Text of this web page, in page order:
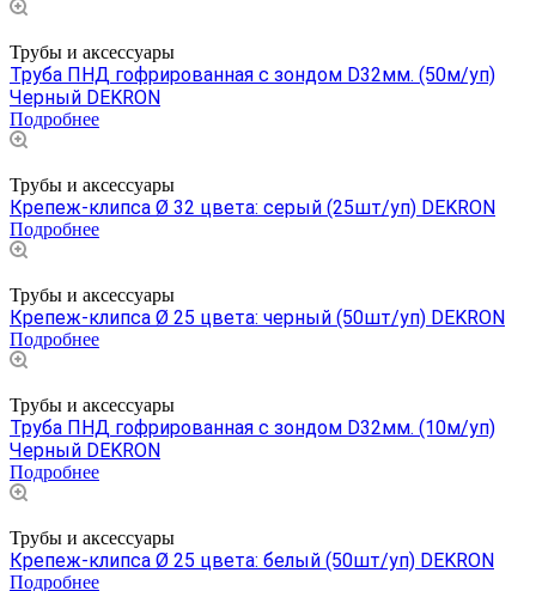
Трубы и аксессуары
Труба ПНД гофрированная с зондом D32мм. (50м/уп)
Черный DEKRON
Подробнее
Трубы и аксессуары
Крепеж-клипса Ø 32 цвета: серый (25шт/уп) DEKRON
Подробнее
Трубы и аксессуары
Крепеж-клипса Ø 25 цвета: черный (50шт/уп) DEKRON
Подробнее
Трубы и аксессуары
Труба ПНД гофрированная с зондом D32мм. (10м/уп)
Черный DEKRON
Подробнее
Трубы и аксессуары
Крепеж-клипса Ø 25 цвета: белый (50шт/уп) DEKRON
Подробнее